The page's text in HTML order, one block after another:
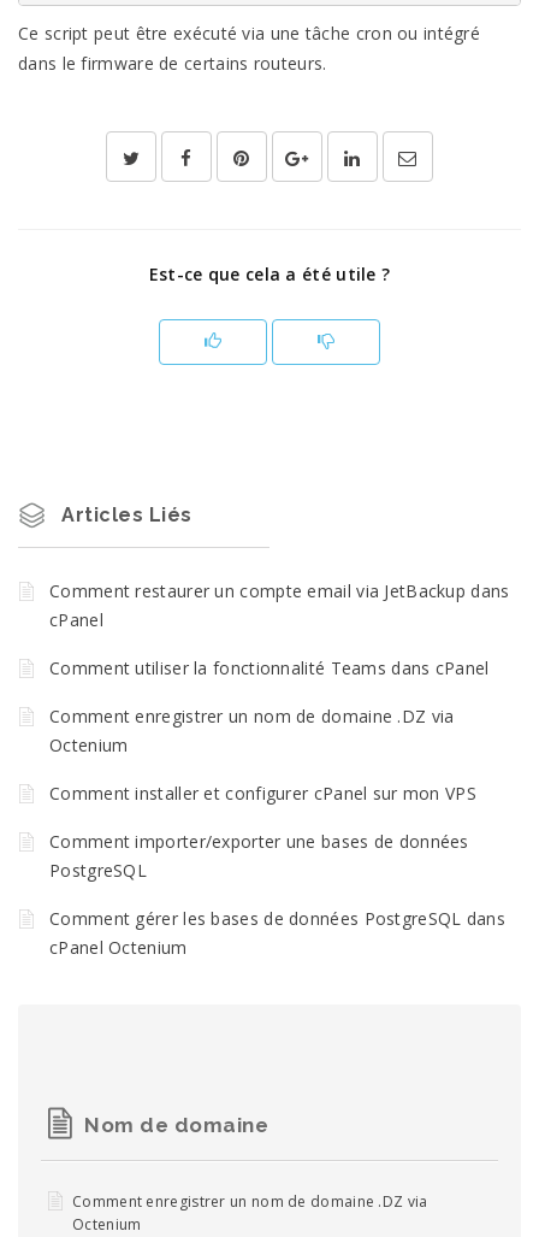
Ce script peut être exécuté via une tâche cron ou intégré
dans le firmware de certains routeurs.
Est-ce que cela a été utile ?
Articles Liés
Comment restaurer un compte email via JetBackup dans
cPanel
Comment utiliser la fonctionnalité Teams dans cPanel
Comment enregistrer un nom de domaine .DZ via
Octenium
Comment installer et configurer cPanel sur mon VPS
Comment importer/exporter une bases de données
PostgreSQL
Comment gérer les bases de données PostgreSQL dans
cPanel Octenium
Nom de domaine
Comment enregistrer un nom de domaine .DZ via
Octenium